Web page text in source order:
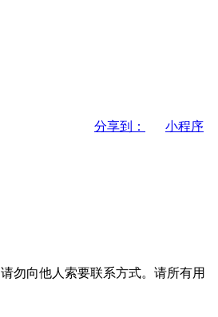
分享到：
小程序
请勿向他人索要联系方式。请所有用